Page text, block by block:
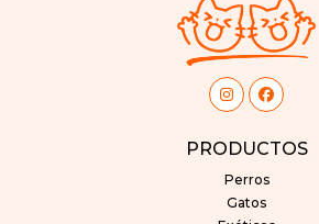
PRODUCTOS
Perros
Gatos